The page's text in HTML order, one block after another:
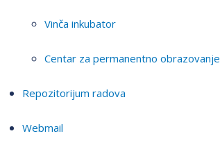
Vinča inkubator
Centar za permanentno obrazovanje
Repozitorijum radova
Webmail